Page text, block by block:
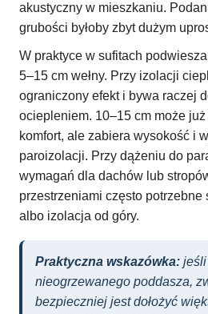
akustyczny w mieszkaniu.
grubości byłoby zbyt dużym
W praktyce w sufitach
5–15 cm wełny. Przy izolacji
ograniczony efekt i bywa raczej
ociepleniem. 10–15 cm może
komfort, ale zabiera wysokość i
paroizolacji. Przy dążeniu do
wymagań dla dachów lub
przestrzeniami często potrzebne
albo izolacja od góry.
Praktyczna wskazówka: jeśli
nieogrzewanego poddasza,
bezpieczniej jest dołożyć